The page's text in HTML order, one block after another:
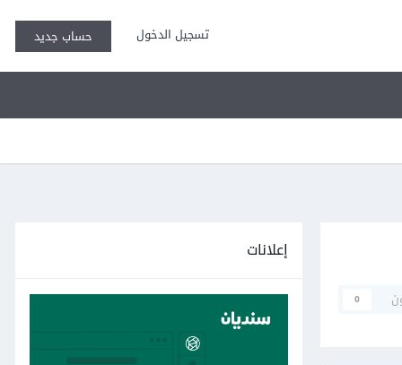
تسجيل الدخول حساب جديد
0
إعلانات